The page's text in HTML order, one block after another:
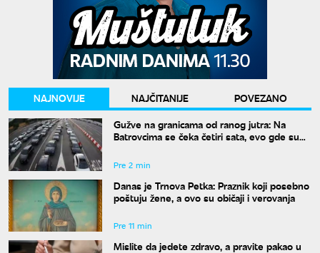
NAJNOVIJE NAJČITANIJE
POVEZANO
Gužve na granicama od ranog jutra: Na
Batrovcima se čeka četiri sata, evo gde su
Pre 2 min
Danas je Trnova Petka: Praznik koji posebno
poštuju žene, a ovo su običaji i verovanja
Pre 11 min
Mislite da jedete zdravo, a pravite pakao u